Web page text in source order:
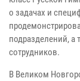
о задачах и
подразделений, а
сотрудников.
В Великом